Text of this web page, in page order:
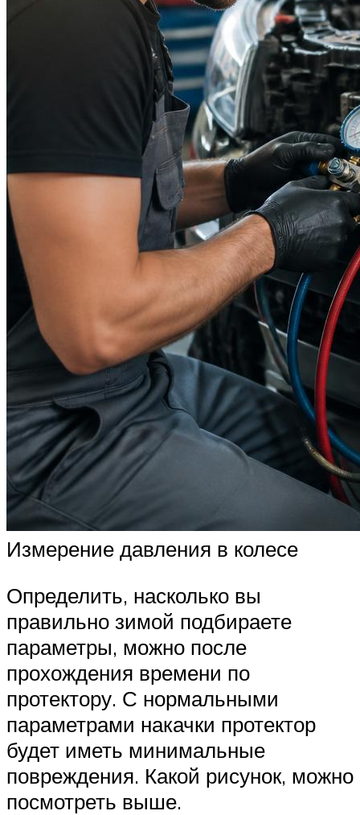
Измерение давления в колесе
Определить, насколько вы
правильно зимой подбираете
параметры, можно после
прохождения времени по
протектору. С нормальными
параметрами накачки протектор
будет иметь минимальные
повреждения. Какой рисунок, можно
посмотреть выше.